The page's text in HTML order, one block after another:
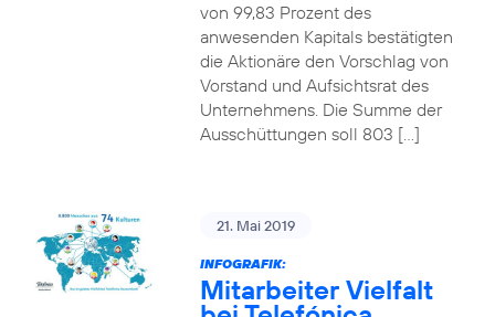
von 99,83 Prozent des
anwesenden Kapitals bestätigten
die Aktionäre den Vorschlag von
Vorstand und Aufsichtsrat des
Unternehmens. Die Summe der
Ausschüttungen soll 803 […]
21. Mai 2019
INFOGRAFIK:
Mitarbeiter Vielfalt